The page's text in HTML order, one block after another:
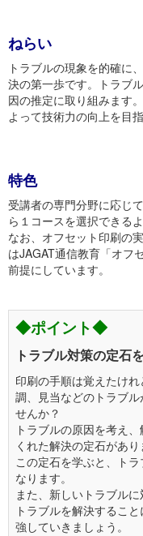
ねらい
トラブルの現象を的確に
決の第一歩です。トラブ
因の推定に取り組みます
よって技術力の向上を目指
特色
受講者の専門分野に応じ
ら１コースを選択できる
なお、オフセット印刷の
はJAGAT通信教育「オフ
前提にしています。
◆ポイント◆
トラブル対策の定石
印刷の手順は覚えたけ
調、見当などのトラブ
せんか？
トラブルの原因を考え
くれた解決の定石があり
この定石を学ぶと、ト
なります。
また、新しいトラブル
トラブルを解決するこ
強していきましょう。